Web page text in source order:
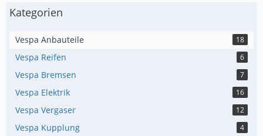
Kategorien
Vespa Anbauteile 18
Vespa Reifen 6
Vespa Bremsen 7
Vespa Elektrik 16
Vespa Vergaser 12
Vespa Kupplung 4